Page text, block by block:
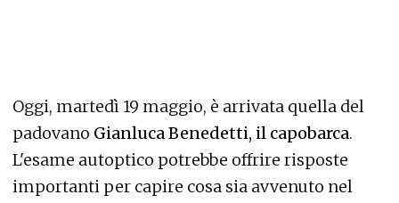
Oggi, martedì 19 maggio, è arrivata quella del
padovano Gianluca Benedetti, il capobarca.
L'esame autoptico potrebbe offrire risposte
importanti per capire cosa sia avvenuto nel